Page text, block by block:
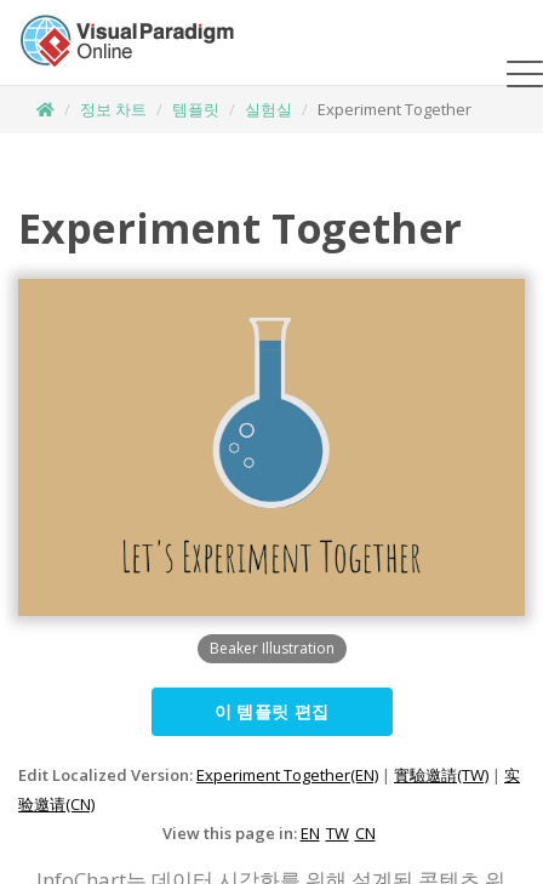
정보 차트 템플릿 실험실 Experiment Together
Experiment Together
Beaker Illustration
이 템플릿 편집
Edit Localized Version:Experiment Together(EN) | 實驗邀請(TW) | 实
验邀请(CN)
View this page in:EN TW CN